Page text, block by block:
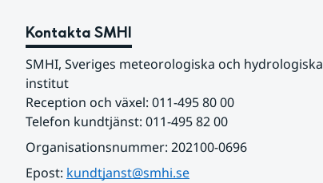
Kontakta SMHI
SMHI, Sveriges meteorologiska och hydrologiska
institut
Reception och växel: 011-495 80 00
Telefon kundtjänst: 011-495 82 00
Organisationsnummer: 202100-0696
Epost: kundtjanst@smhi.se